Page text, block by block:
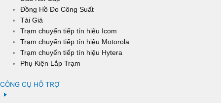
Đồng Hồ Đo Công Suất
Tải Giả
Trạm chuyển tiếp tín hiệu Icom
Trạm chuyển tiếp tín hiệu Motorola
Trạm chuyển tiếp tín hiệu Hytera
Phụ Kiện Lắp Trạm
CÔNG CỤ HỖ TRỢ